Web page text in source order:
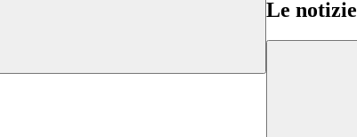
Le notizie